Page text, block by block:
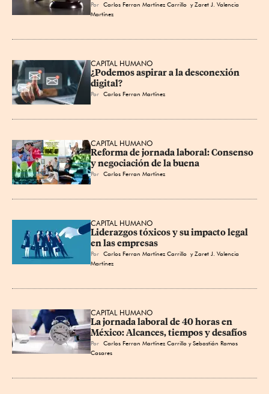
Por Carlos Ferran Martínez Carrillo y Zaret J. Valencia
Martínez
CAPITAL HUMANO
¿Podemos aspirar a la desconexión
digital?
Por Carlos Ferran Martínez
CAPITAL HUMANO
Reforma de jornada laboral: Consenso
y negociación de la buena
Por Carlos Ferran Martínez
CAPITAL HUMANO
Liderazgos tóxicos y su impacto legal
en las empresas
Por Carlos Ferran Martínez Carrillo y Zaret J. Valencia
Martínez
CAPITAL HUMANO
La jornada laboral de 40 horas en
México: Alcances, tiempos y desafíos
Por Carlos Ferran Martínez Carrillo y Sebastián Ramos
Casares